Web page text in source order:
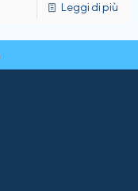
Leggi di più